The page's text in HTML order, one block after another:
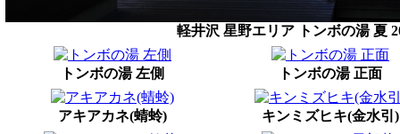
軽井沢 星野エリア トンボの湯 夏
トンボの湯 左側 トンボの湯 正面
アキアカネ(蜻蛉) キンミズヒキ(金水引)